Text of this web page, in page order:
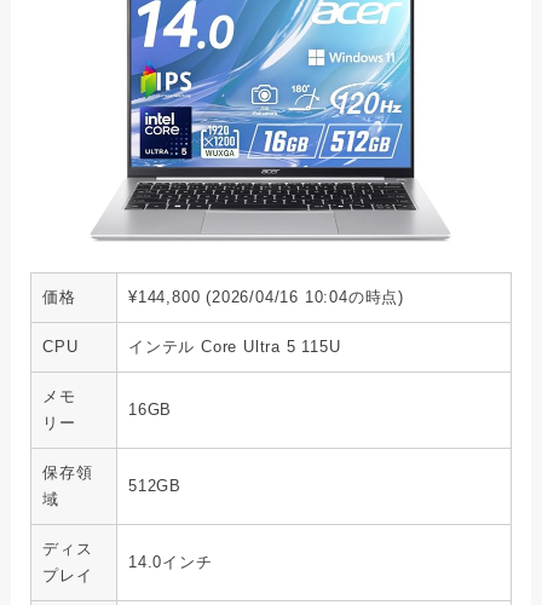
価格 ¥144,800 (2026/04/16 10:04の時点)
CPU インテル Core Ultra 5 115U
メモ
リー
16GB
保存領
域
512GB
ディス
プレイ
14.0インチ